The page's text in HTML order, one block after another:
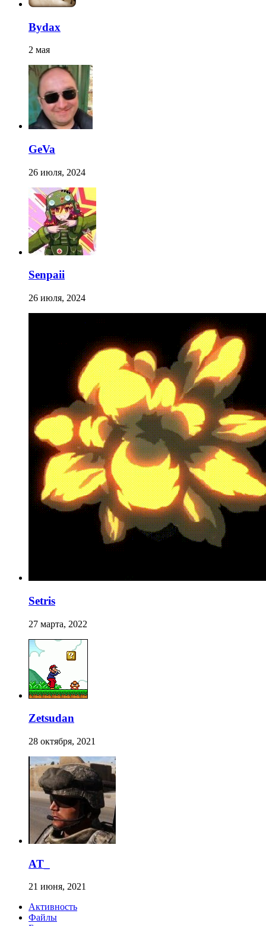
Bydax
2 мая
GeVa
26 июля, 2024
Senpaii
26 июля, 2024
Setris
27 марта, 2022
Zetsudan
28 октября, 2021
AT_
21 июня, 2021
Активность
Файлы